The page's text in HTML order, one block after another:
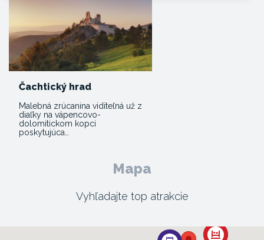
Čachtický hrad
Malebná zrúcanina viditeľná už z
diaľky na vápencovo-
dolomitickom kopci
poskytujúca…
Mapa
Vyhľadajte top atrakcie